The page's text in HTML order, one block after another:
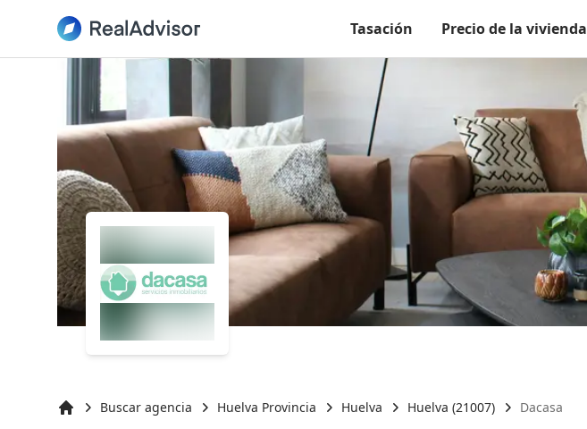
Tasación Precio de la vivienda
Buscar agencia Huelva Provincia Huelva Huelva (21007) Dacasa